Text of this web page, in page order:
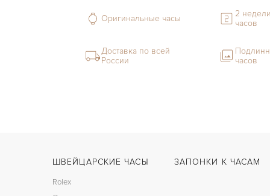
Оригинальные часы
2
часов
Доставка по всей
России
часов
ШВЕЙЦАРСКИЕ ЧАСЫ
Rolex
ЗАПОНКИ К ЧАСАМ